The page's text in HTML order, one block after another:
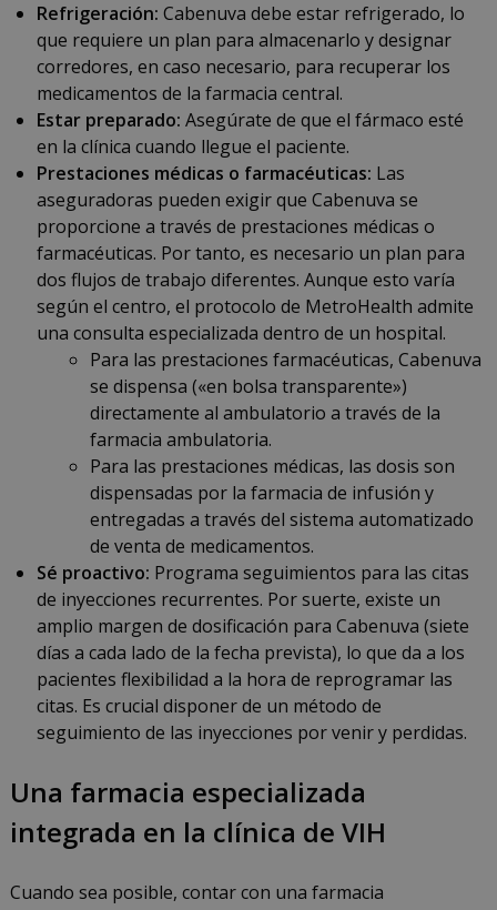
Refrigeración: Cabenuva debe estar refrigerado, lo
que requiere un plan para almacenarlo y designar
corredores, en caso necesario, para recuperar los
medicamentos de la farmacia central.
Estar preparado: Asegúrate de que el fármaco esté
en la clínica cuando llegue el paciente.
Prestaciones médicas o farmacéuticas: Las
aseguradoras pueden exigir que Cabenuva se
proporcione a través de prestaciones médicas o
farmacéuticas. Por tanto, es necesario un plan para
dos flujos de trabajo diferentes. Aunque esto varía
según el centro, el protocolo de MetroHealth admite
una consulta especializada dentro de un hospital.
Para las prestaciones farmacéuticas, Cabenuva
se dispensa («en bolsa transparente»)
directamente al ambulatorio a través de la
farmacia ambulatoria.
Para las prestaciones médicas, las dosis son
dispensadas por la farmacia de infusión y
entregadas a través del sistema automatizado
de venta de medicamentos.
Sé proactivo: Programa seguimientos para las citas
de inyecciones recurrentes. Por suerte, existe un
amplio margen de dosificación para Cabenuva (siete
días a cada lado de la fecha prevista), lo que da a los
pacientes flexibilidad a la hora de reprogramar las
citas. Es crucial disponer de un método de
seguimiento de las inyecciones por venir y perdidas.
Una farmacia especializada
integrada en la clínica de VIH
Cuando sea posible, contar con una farmacia